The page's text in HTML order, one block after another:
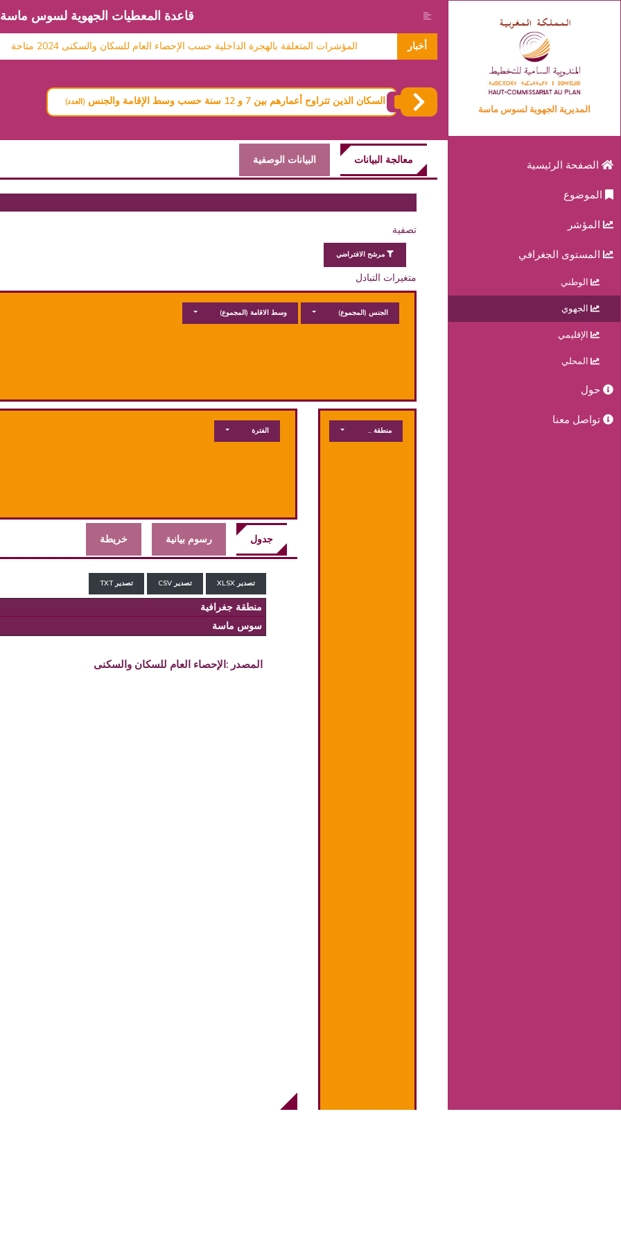
المديرية الجهوية لسوس ماسة
الصفحة الرئيسية
الموضوع
المؤشر
المستوى الجغرافي
الوطني
الجهوي
الإقليمي
المحلي
حول
تواصل معنا
قاعدة المعطيات الجهوية لسوس ماسة
أخبار المؤشرات المتعلقة بالهجرة الداخلية حسب الإحصاء العام للسكان والسكنى 2024 متاحة
السكان الذين تتراوح أعمارهم بين 7 و 12 سنة حسب وسط الإقامة والجنس (العدد)
معالجة البيانات البيانات الوصفية
تصفية
مرشح الافتراضي
متغيرات التبادل
الجنس (المجموع) وسط الاقامة (المجموع)
منطقة جغرافية الفترة
جدول رسوم بيانية خريطة
تصدير XLSX تصدير CSV تصدير TXT
منطقة جغرافية
سوس ماسة
المصدر :الإحصاء العام للسكان والسكنى